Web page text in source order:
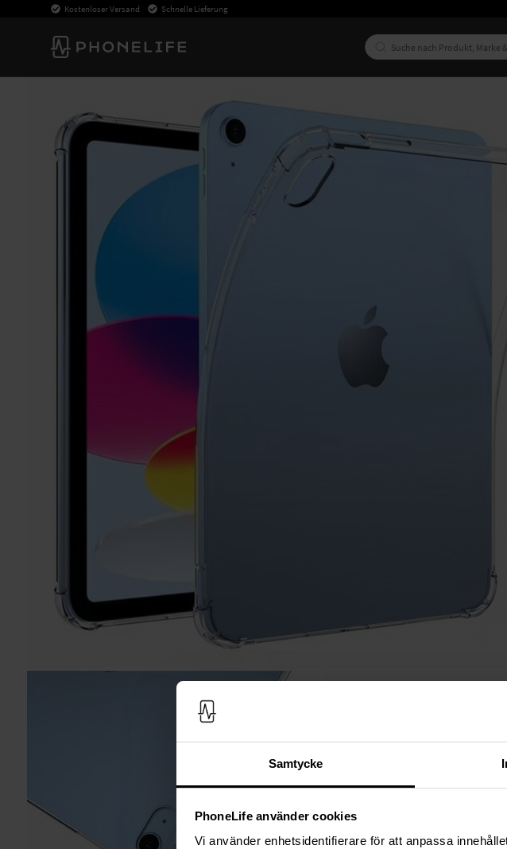
Samtycke
PhoneLife använder cookies
Vi använder enhetsidentifierare för att anpassa
Kostenloser Versand Schnelle Lieferung